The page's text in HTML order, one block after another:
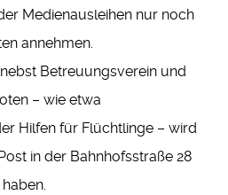
Medienausleihen nur noch
annehmen.
Betreuungsverein und
– wie etwa
Hilfen für Flüchtlinge – wird
in der Bahnhofsstraße 28